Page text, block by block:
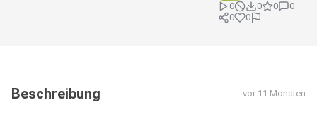
0 0 0
0
0
0
Beschreibung vor 11 Monaten